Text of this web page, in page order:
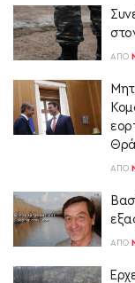
ΑΠΌ
ΑΠΌ
ΑΠΌ